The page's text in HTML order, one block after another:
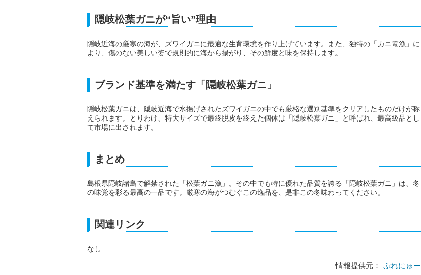
隠岐松葉ガニが“旨い”理由
隠岐近海の厳寒の海が、ズワイガニに最適な生育環境を作り上げています。また、独特の「カニ篭漁」に
より、傷のない美しい姿で規則的に海から揚がり、その鮮度と味を保持します。
ブランド基準を満たす「隠岐松葉ガニ」
隠岐松葉ガニは、隠岐近海で水揚げされたズワイガニの中でも厳格な選別基準をクリアしたものだけが称
えられます。とりわけ、特大サイズで最終脱皮を終えた個体は「隠岐松葉ガニ」と呼ばれ、最高級品とし
て市場に出されます。
まとめ
島根県隠岐諸島で解禁された「松葉ガニ漁」。その中でも特に優れた品質を誇る「隠岐松葉ガニ」は、冬
の味覚を彩る最高の一品です。厳寒の海がつむぐこの逸品を、是非この冬味わってください。
関連リンク
なし
情報提供元： ぷれにゅー